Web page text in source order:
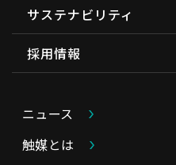
サステナビリティ
採用情報
ニュース
触媒とは